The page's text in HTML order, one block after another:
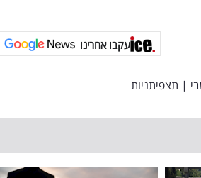
עקבו אחרינו
| תצפיתניות